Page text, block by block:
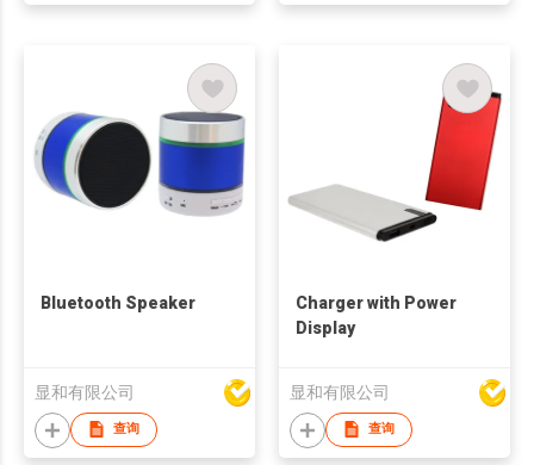
Bluetooth Speaker
显和有限公司
查询
Charger with Power
Display
显和有限公司
查询